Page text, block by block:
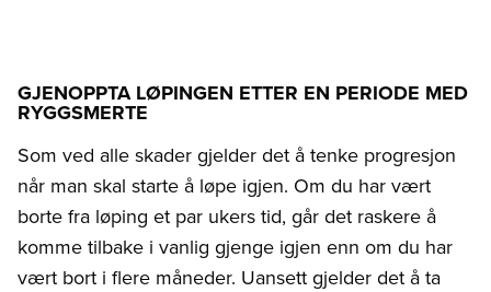
GJENOPPTA LØPINGEN ETTER EN PERIODE MED
RYGGSMERTE
Som ved alle skader gjelder det å tenke progresjon
når man skal starte å løpe igjen. Om du har vært
borte fra løping et par ukers tid, går det raskere å
komme tilbake i vanlig gjenge igjen enn om du har
vært bort i flere måneder. Uansett gjelder det å ta